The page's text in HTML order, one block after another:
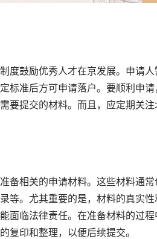
度鼓励优秀人才在京发展。申请
标准后方可申请落户。要顺利申
要提交的材料。而且，应定期关
备相关的申请材料。这些材料通
等。尤其重要的是，材料的真实
面临法律责任。在准备材料的过
复印和整理，以便后续提交。